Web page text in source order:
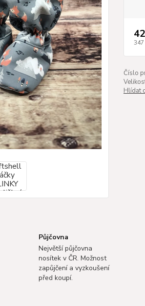
347
Číslo
Hlídat
Půjčovna
Největší půjčovna
nosítek v ČR. Možnost
zapůjčení a vyzkoušení
před koupí.